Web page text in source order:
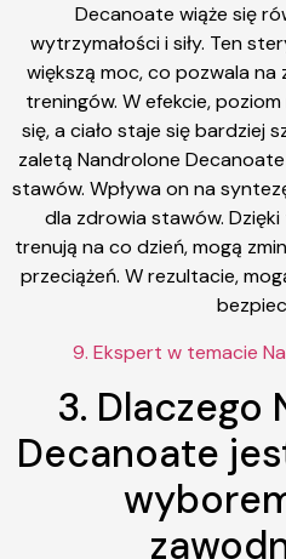
Decanoate wiąże się
wytrzymałości i siły. Ten
większą moc, co pozwala
treningów. W efekcie,
się, a ciało staje się bardziej
zaletą Nandrolone
stawów. Wpływa on na
dla zdrowia stawów.
trenują na co dzień, mogą
przeciążeń. W rezultacie,
9. Ekspert w temacie
3. Dlaczego
Decanoate